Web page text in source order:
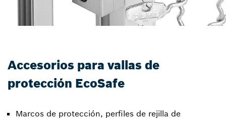
Accesorios para vallas de
protección EcoSafe
Marcos de protección, perfiles de rejilla de